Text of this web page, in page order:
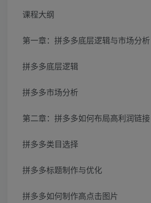
课程大纲
第一章：拼多多底层逻辑与市场分析
拼多多底层逻辑
拼多多市场分析
第二章：拼多多如何布局高利润链接
拼多多类目选择
拼多多标题制作与优化
拼多多如何制作高点击图片